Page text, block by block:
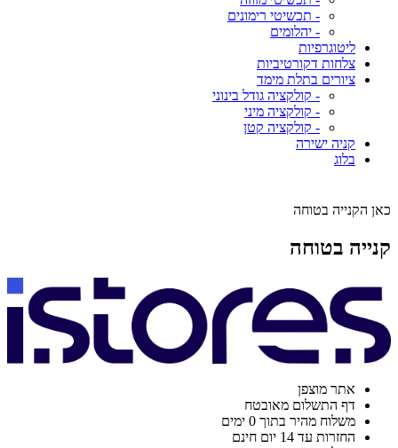
- תכשיטי רימונים
- יהלומים
ליטוגרפיות
צלחות דקורטיביות
ציורים בתלת מימד
- קולקציה גודל בינוני
- קולקציה מיני
- קולקציה קטן
קניה ישירה
בלוג
כאן הקנייה בטוחה
קנייה בטוחה
אתר מוצפן
דף התשלום מאובטח
משלוח מהיר בתוך 0 ימים
החזרות עד 14 יום חינם